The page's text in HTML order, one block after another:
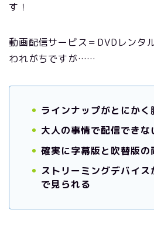
す！
動画配信サービス＝DVDレンタ
われがちですが……
ラインナップがとにかく
大人の事情で配信でき
確実に字幕版と吹替版の
ストリーミングデバイ
で見られる